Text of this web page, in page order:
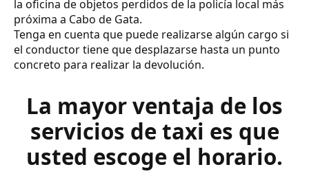
la oficina de objetos perdidos de la policía local más
próxima a Cabo de Gata.
Tenga en cuenta que puede realizarse algún cargo si
el conductor tiene que desplazarse hasta un punto
concreto para realizar la devolución.
La mayor ventaja de los
servicios de taxi es que
usted escoge el horario.